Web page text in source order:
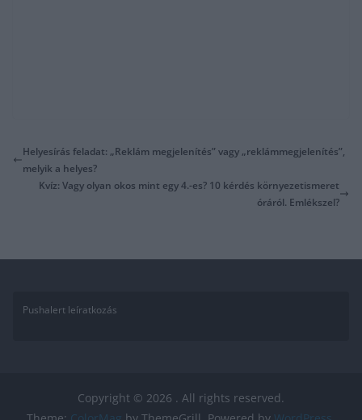
Helyesírás feladat: „Reklám megjelenítés” vagy „reklámmegjelenítés”,
melyik a helyes?
Kvíz: Vagy olyan okos mint egy 4.-es? 10 kérdés környezetismeret
óráról. Emlékszel?
Pushalert leíratkozás
Copyright © 2026 . All rights reserved.